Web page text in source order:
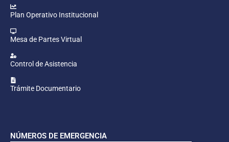
Plan Operativo Institucional
Mesa de Partes Virtual
Control de Asistencia
Trámite Documentario
NÚMEROS DE EMERGENCIA